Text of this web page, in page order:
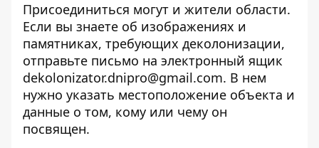
Присоединиться могут и жители области.
Если вы знаете об изображениях и
памятниках, требующих деколонизации,
отправьте письмо на электронный ящик
dekolonizator.dnipro@gmail.com. В нем
нужно указать местоположение объекта и
данные о том, кому или чему он
посвящен.